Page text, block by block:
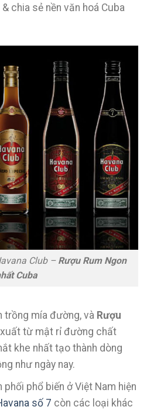
chia sẻ nền văn hoá Cuba
Club – Rượu Rum Ngon
Cuba
trồng mía đường, và Rượu
từ mật rỉ đường chất
khe nhất tạo thành dòng
như ngày nay.
phối phổ biến ở Việt Nam hiện
số 7 còn các loại khác